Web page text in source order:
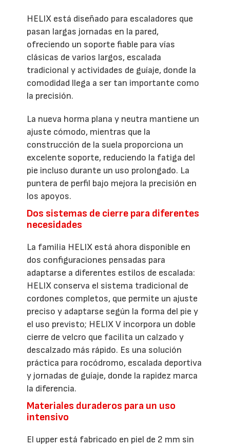
HELIX está diseñado para escaladores que
pasan largas jornadas en la pared,
ofreciendo un soporte fiable para vías
clásicas de varios largos, escalada
tradicional y actividades de guíaje, donde la
comodidad llega a ser tan importante como
la precisión.
La nueva horma plana y neutra mantiene un
ajuste cómodo, mientras que la
construcción de la suela proporciona un
excelente soporte, reduciendo la fatiga del
pie incluso durante un uso prolongado. La
puntera de perfil bajo mejora la precisión en
los apoyos.
Dos sistemas de cierre para diferentes
necesidades
La familia HELIX está ahora disponible en
dos configuraciones pensadas para
adaptarse a diferentes estilos de escalada:
HELIX conserva el sistema tradicional de
cordones completos, que permite un ajuste
preciso y adaptarse según la forma del pie y
el uso previsto; HELIX V incorpora un doble
cierre de velcro que facilita un calzado y
descalzado más rápido. Es una solución
práctica para rocódromo, escalada deportiva
y jornadas de guíaje, donde la rapidez marca
la diferencia.
Materiales duraderos para un uso
intensivo
El upper está fabricado en piel de 2 mm sin